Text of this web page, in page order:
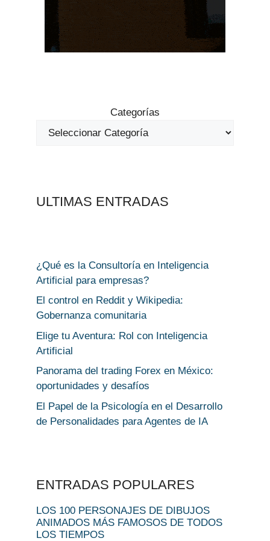
Categorías
ULTIMAS ENTRADAS
¿Qué es la Consultoría en Inteligencia
Artificial para empresas?
El control en Reddit y Wikipedia:
Gobernanza comunitaria
Elige tu Aventura: Rol con Inteligencia
Artificial
Panorama del trading Forex en México:
oportunidades y desafíos
El Papel de la Psicología en el Desarrollo
de Personalidades para Agentes de IA
ENTRADAS POPULARES
LOS 100 PERSONAJES DE DIBUJOS
ANIMADOS MÁS FAMOSOS DE TODOS
LOS TIEMPOS